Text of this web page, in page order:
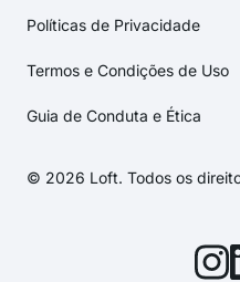
Políticas de Privacidade
Termos e Condições de Uso
Guia de Conduta e Ética
© 2026 Loft. Todos os